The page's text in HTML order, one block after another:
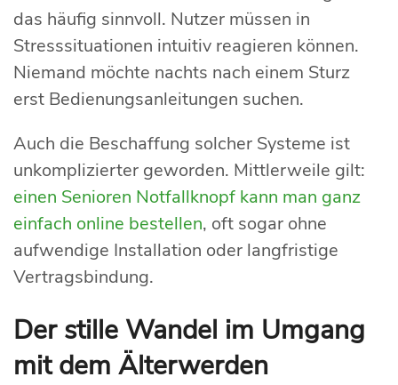
das häufig sinnvoll. Nutzer müssen in
Stresssituationen intuitiv reagieren können.
Niemand möchte nachts nach einem Sturz
erst Bedienungsanleitungen suchen.
Auch die Beschaffung solcher Systeme ist
unkomplizierter geworden. Mittlerweile gilt:
einen Senioren Notfallknopf kann man ganz
einfach online bestellen, oft sogar ohne
aufwendige Installation oder langfristige
Vertragsbindung.
Der stille Wandel im Umgang
mit dem Älterwerden